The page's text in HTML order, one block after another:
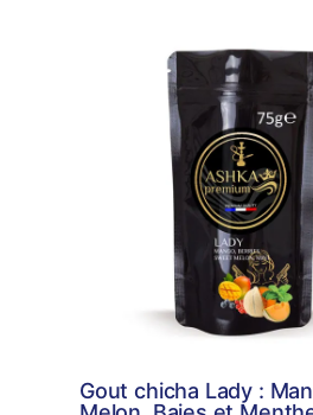
Gout chicha Lady :